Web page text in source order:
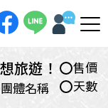
旅遊！
售價
天數
團體名稱